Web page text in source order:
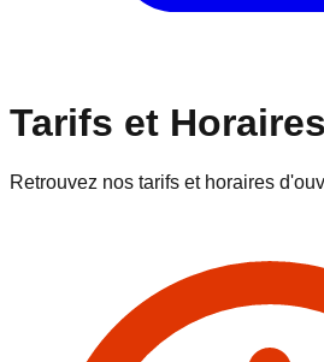
Tarifs et Horaires
Retrouvez nos tarifs et horaires